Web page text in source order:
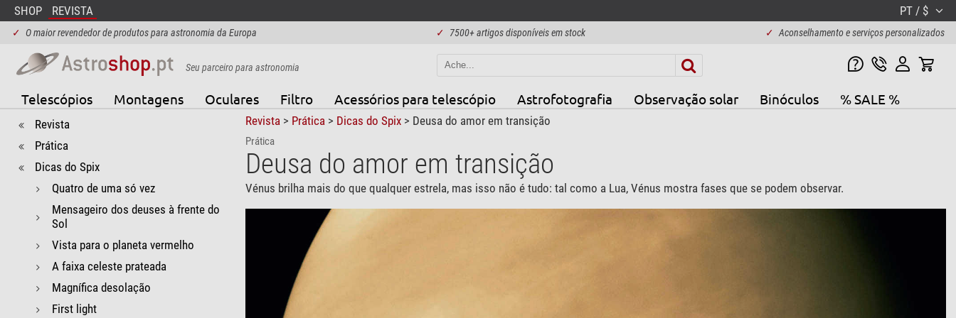
SHOP REVISTA PT / $
✓ O maior revendedor de produtos para astronomia da Europa ✓ 7500+ artigos disponíveis em stock ✓ Aconselhamento e serviços personalizados
Seu parceiro para astronomia
Telescópios Montagens Oculares Filtro Acessórios para telescópio Astrofotografia Observação solar Binóculos % SALE %
Revista
Prática
Dicas do Spix
Quatro de uma só vez
Mensageiro dos deuses à frente do
Sol
Vista para o planeta vermelho
A faixa celeste prateada
Magnífica desolação
First light
Revista > Prática > Dicas do Spix> Deusa do amor em transição
Prática
Deusa do amor em transição
Vénus brilha mais do que qualquer estrela, mas isso não é tudo: tal como a Lua, Vénus mostra fases que se podem observar.